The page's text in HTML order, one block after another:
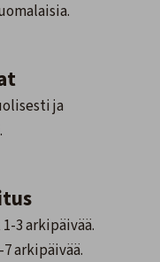
ja
3 arkipäivää.
arkipäivää.